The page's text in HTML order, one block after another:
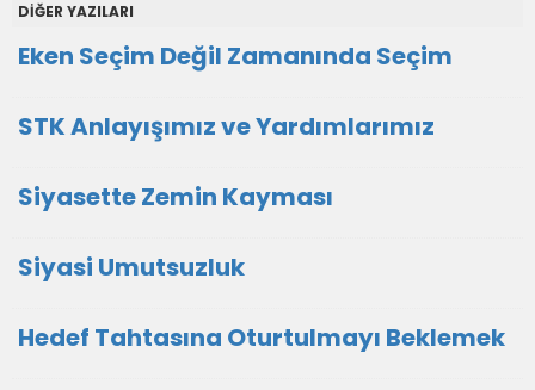
DİĞER YAZILARI
Eken Seçim Değil Zamanında Seçim
STK Anlayışımız ve Yardımlarımız
Siyasette Zemin Kayması
Siyasi Umutsuzluk
Hedef Tahtasına Oturtulmayı Beklemek